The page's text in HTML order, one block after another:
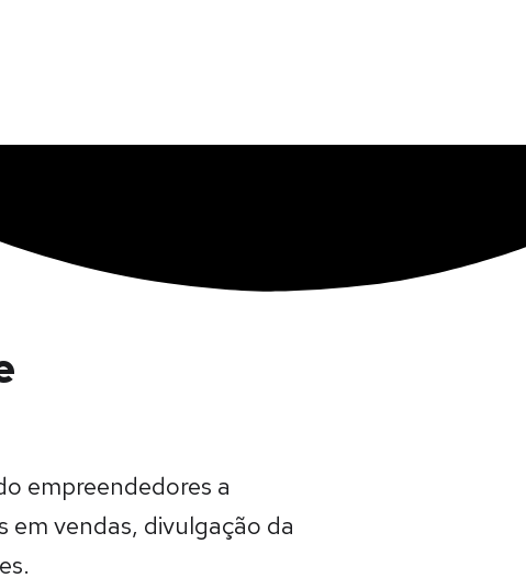
empreendedores a
em vendas, divulgação da